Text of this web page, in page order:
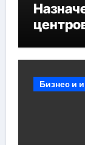
Бизнес и